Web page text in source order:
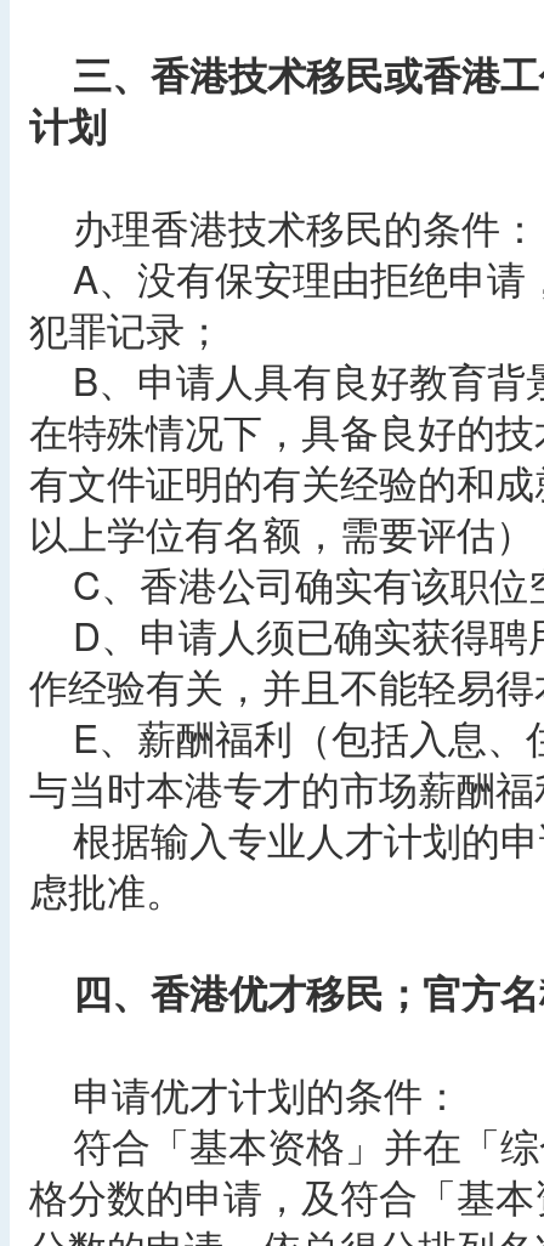
三、香港技术移民或香港
计划
办理香港技术移民的条件：
A、没有保安理由拒绝申请
犯罪记录；
B、申请人具有良好教育背
在特殊情况下，具备良好的
有文件证明的有关经验的和
以上学位有名额，需要评估）
C、香港公司确实有该职位
D、申请人须已确实获得聘
作经验有关，并且不能轻易
E、薪酬福利（包括入息、
与当时本港专才的市场薪酬
根据输入专业人才计划的
虑批准。
四、香港优才移民；官方
申请优才计划的条件：
符合「基本资格」并在「
格分数的申请，及符合「基